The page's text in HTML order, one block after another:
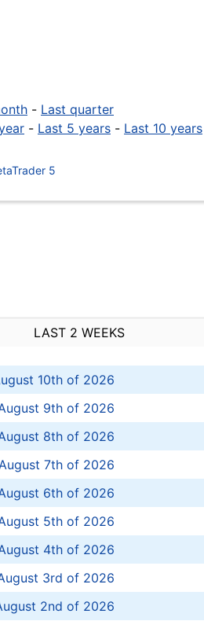
- Last quarter
- Last 5 years - Last 10 years
5
LAST 2 WEEKS
10th of 2026
9th of 2026
8th of 2026
7th of 2026
6th of 2026
5th of 2026
4th of 2026
3rd of 2026
2nd of 2026